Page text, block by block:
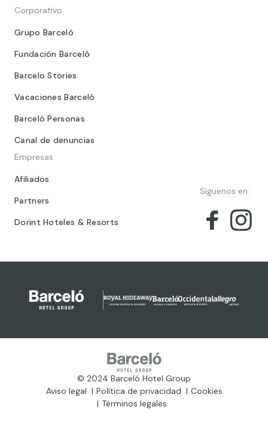
Corporativo
Grupo Barceló
Fundación Barceló
Barcelo Stories
Vacaciones Barceló
Barceló Personas
Canal de denuncias
Empresas
Afiliados
Partners
Dorint Hoteles & Resorts
Síguenos en:
© 2024 Barceló Hotel Group
Aviso legal
Política de privacidad
Cookies
Términos legales